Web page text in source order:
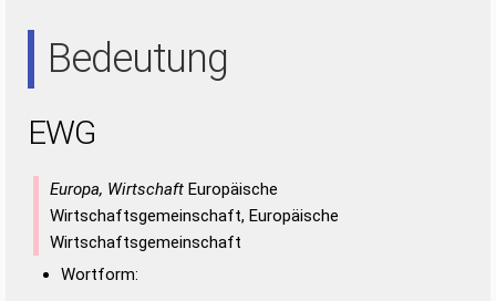
Bedeutung
EWG
Europa, Wirtschaft Europäische
Wirtschaftsgemeinschaft, Europäische
Wirtschaftsgemeinschaft
Wortform: